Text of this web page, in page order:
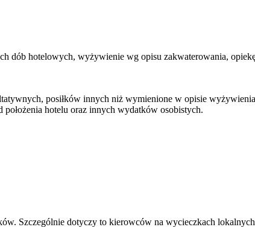
dób hotelowych, wyżywienie wg opisu zakwaterowania,
posiłków innych niż wymienione w opisie
hotelu oraz innych wydatków osobistych.
Szczególnie dotyczy to kierowców na wycieczkach